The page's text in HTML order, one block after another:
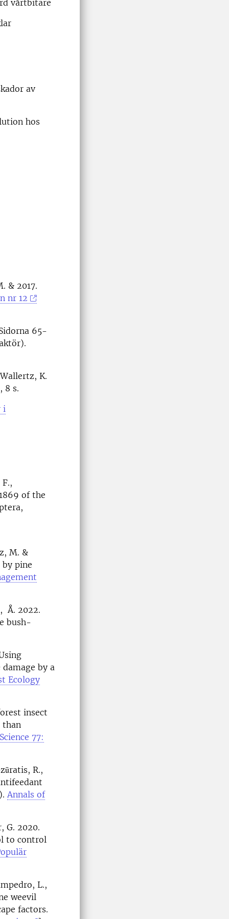
vårtbitare
av
hos
& 2017.
nr 12
65-
K.
8 s.
i
of the
M. &
by pine
Å. 2022.
bush-
by a
Ecology
insect
than
77:
R.,
Annals of
G. 2020.
to control
L.,
weevil
factors.